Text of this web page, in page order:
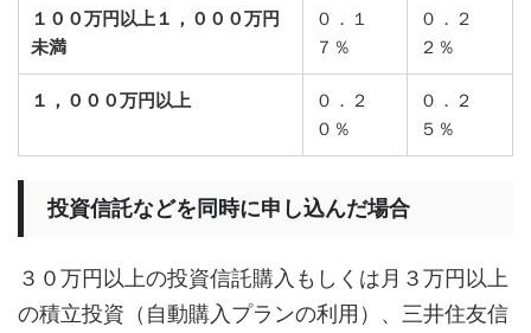
１００万円以上１，０００万円
未満
０．１
７％
０．２
２％
１，０００万円以上
０．２
０％
０．２
５％
投資信託などを同時に申し込んだ場合
３０万円以上の投資信託購入もしくは月３万円以上
の積立投資（自動購入プランの利用）、三井住友信